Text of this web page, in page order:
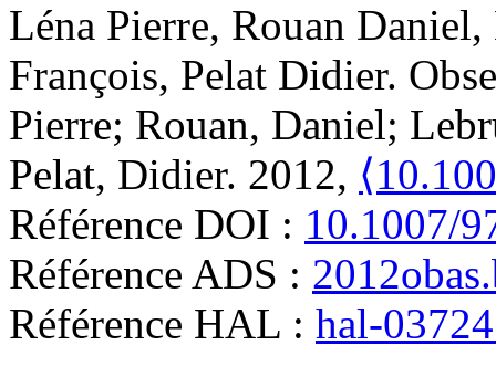
Léna Pierre, Rouan Daniel,
François, Pelat Didier.
Pierre; Rouan, Daniel;
Pelat, Didier. 2012,
Référence DOI : 10.1007/
Référence ADS :
Référence HAL : hal-